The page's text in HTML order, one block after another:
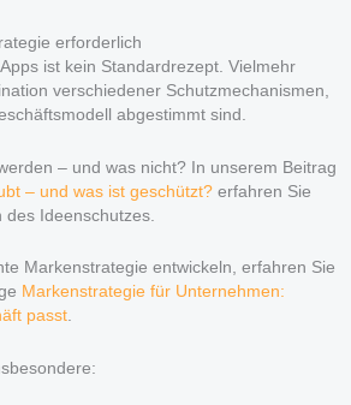
erforderlich
ist kein Standardrezept. Vielmehr
verschiedener Schutzmechanismen,
abgestimmt sind.
– und was nicht? In unserem Beitrag
– und was ist geschützt? erfahren Sie
Ideenschutzes.
Markenstrategie entwickeln, erfahren Sie
Markenstrategie für Unternehmen:
passt.